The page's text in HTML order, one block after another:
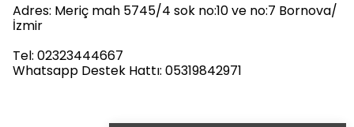
Adres: Meriç mah 5745/4 sok no:10 ve no:7 Bornova/
İzmir
Tel: 02323444667
Whatsapp Destek Hattı: 05319842971